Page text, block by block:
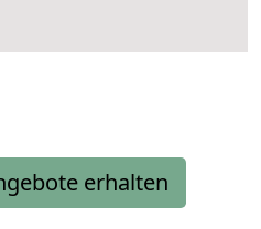
erhalten